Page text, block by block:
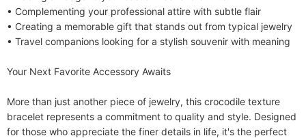
• Complementing your professional attire with subtle flair
• Creating a memorable gift that stands out from typical jewelry
• Travel companions looking for a stylish souvenir with meaning
Your Next Favorite Accessory Awaits
More than just another piece of jewelry, this crocodile texture
bracelet represents a commitment to quality and style. Designed
for those who appreciate the finer details in life, it's the perfect